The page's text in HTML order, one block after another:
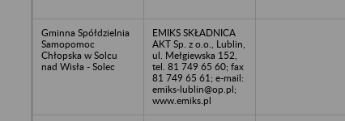
Gminna Spółdzielnia
Samopomoc
Chłopska w Solcu
nad Wisła - Solec
EMIKS SKŁADNICA
AKT Sp. z o.o., Lublin,
ul. Mełgiewska 152,
tel. 81 749 65 60; fax
81 749 65 61; e-mail:
emiks-lublin@op.pl;
www.emiks.pl